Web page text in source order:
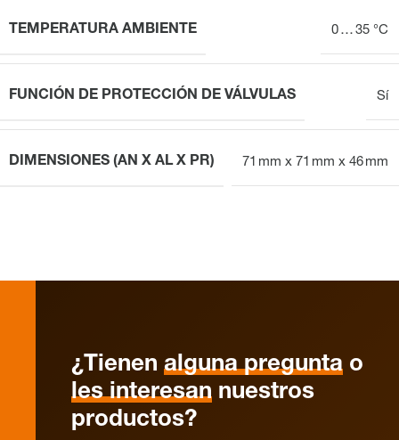
TEMPERATURA AMBIENTE 0 … 35 °C
FUNCIÓN DE PROTECCIÓN DE VÁLVULAS Sí
DIMENSIONES (AN X AL X PR) 71 mm x 71 mm x 46 mm
¿Tienen alguna pregunta o
les interesan nuestros
productos?